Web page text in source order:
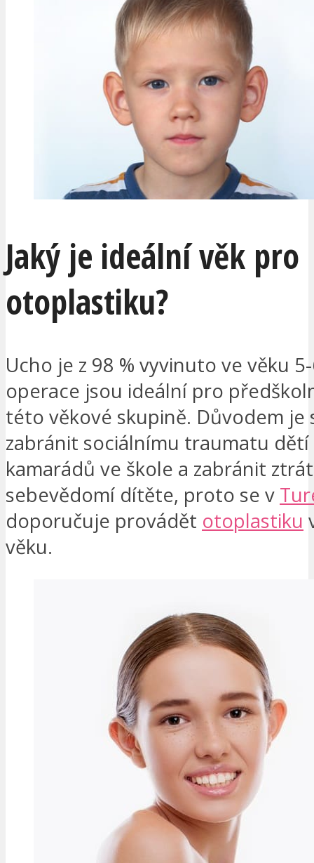
Jaký je ideální věk pro
otoplastiku?
Ucho je z 98 % vyvinuto ve věku
operace jsou ideální pro
této věkové skupině. Důvodem je
zabránit sociálnímu traumatu dětí
kamarádů ve škole a zabránit
sebevědomí dítěte, proto se v
doporučuje provádět otoplastiku
věku.